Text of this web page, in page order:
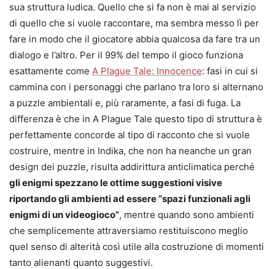
sua struttura ludica. Quello che si fa non è mai al servizio
di quello che si vuole raccontare, ma sembra messo lì per
fare in modo che il giocatore abbia qualcosa da fare tra un
dialogo e l’altro. Per il 99% del tempo il gioco funziona
esattamente come A Plague Tale: Innocence: fasi in cui si
cammina con i personaggi che parlano tra loro si alternano
a puzzle ambientali e, più raramente, a fasi di fuga. La
differenza è che in A Plague Tale questo tipo di struttura è
perfettamente concorde al tipo di racconto che si vuole
costruire, mentre in Indika, che non ha neanche un gran
design dei puzzle, risulta addirittura anticlimatica perché
gli enigmi spezzano le ottime suggestioni visive
riportando gli ambienti ad essere “spazi funzionali agli
enigmi di un videogioco”, mentre quando sono ambienti
che semplicemente attraversiamo restituiscono meglio
quel senso di alterità così utile alla costruzione di momenti
tanto alienanti quanto suggestivi.